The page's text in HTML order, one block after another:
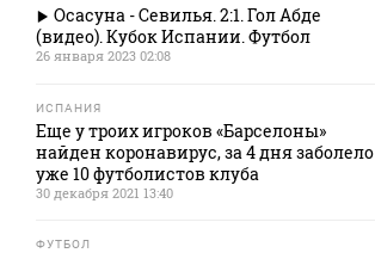
Осасуна - Севилья. 2:1. Гол Абде
(видео). Кубок Испании. Футбол
26 января 2023 02:08
ИСПАНИЯ
Еще у троих игроков «Барселоны»
найден коронавирус, за 4 дня заболело
уже 10 футболистов клуба
30 декабря 2021 13:40
ФУТБОЛ